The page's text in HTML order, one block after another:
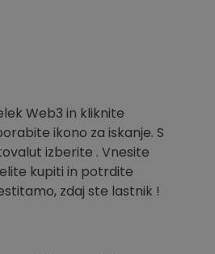
Web3 in kliknite
ikono za iskanje. S
izberite . Vnesite
kupiti in potrdite
zdaj ste lastnik !